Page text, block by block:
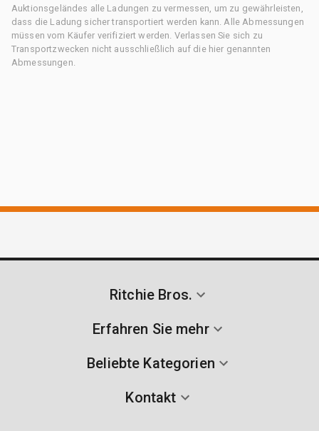
Auktionsgeländes alle Ladungen zu vermessen, um zu gewährleisten,
dass die Ladung sicher transportiert werden kann. Alle Abmessungen
müssen vom Käufer verifiziert werden. Verlassen Sie sich zu
Transportzwecken nicht ausschließlich auf die hier genannten
Abmessungen.
Ritchie Bros.
Erfahren Sie mehr
Beliebte Kategorien
Kontakt